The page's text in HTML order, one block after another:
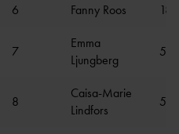
6 Fanny Roos
7
Emma
Ljungberg
8
Caisa-Marie
Lindfors